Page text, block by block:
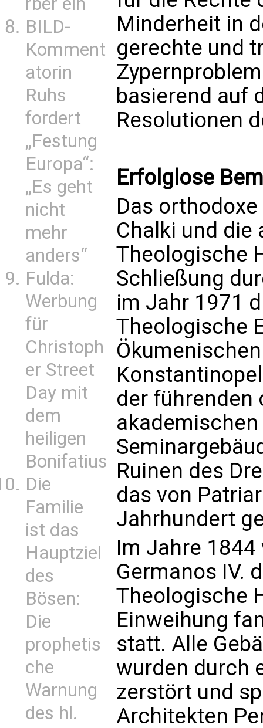
BILD-
Komment
atorin
Ruhs
fordert
„Festung
Europa“:
„Es geht
nicht
mehr
anders“
Fulda:
Werbung
für
Christoph
er Street
Day mit
dem
heiligen
Bonifatius
Die
Familie
ist das
Hauptziel
des
Bösen:
Die
prophetis
che
Warnung
des hl.
Minderheit in
gerechte und
basierend auf
Resolutionen
Erfolglose
Das
Chalki und die
Theologische
Schließung
im Jahr 1971
Theologische
der führenden
Ruinen des
das von
Jahrhundert
Im Jahre
Germanos IV.
Theologische
Einweihung
statt. Alle
wurden durch
zerstört und
Architekten